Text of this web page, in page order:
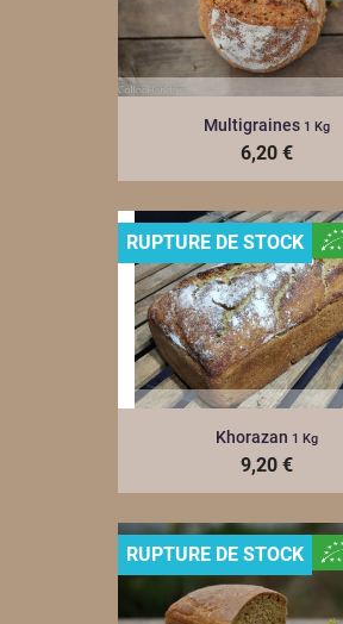
Multigraines 1 Kg
6,20 €
Khorazan 1 Kg
9,20 €
RUPTURE DE STOCK
RUPTURE DE STOCK